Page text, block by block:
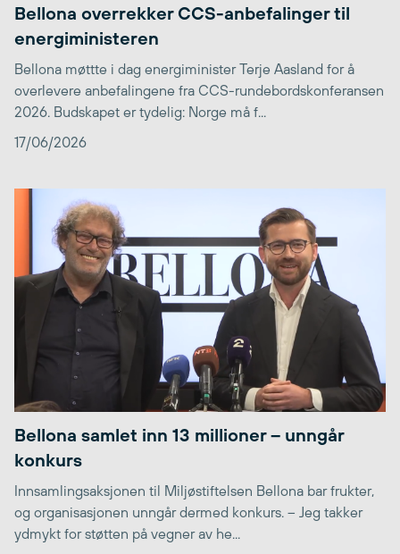
Bellona overrekker CCS-anbefalinger til
energiministeren
Bellona møttte i dag energiminister Terje Aasland for å
overlevere anbefalingene fra CCS-rundebordskonferansen
2026. Budskapet er tydelig: Norge må f...
17/06/2026
Bellona samlet inn 13 millioner – unngår
konkurs
Innsamlingsaksjonen til Miljøstiftelsen Bellona bar frukter,
og organisasjonen unngår dermed konkurs. – Jeg takker
ydmykt for støtten på vegner av he...